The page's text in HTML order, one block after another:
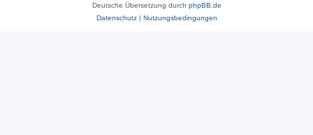
Deutsche Übersetzung durch phpBB.de
Datenschutz| Nutzungsbedingungen